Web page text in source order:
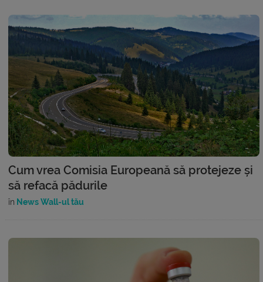
Cum vrea Comisia Europeană să protejeze și
să refacă pădurile
în News Wall-ul tău